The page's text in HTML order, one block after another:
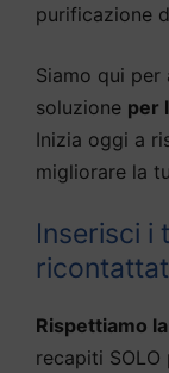
purificazione
Siamo qui
soluzione per
Inizia oggi a
migliorare la
Inserisci i
Rispettiamo
recapiti